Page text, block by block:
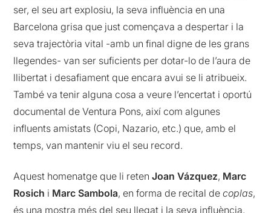
ser, el seu art explosiu, la seva influència en una
Barcelona grisa que just començava a despertar i la
seva trajectòria vital -amb un final digne de les grans
llegendes- van ser suficients per dotar-lo de l’aura de
llibertat i desafiament que encara avui se li atribueix.
També va tenir alguna cosa a veure l’encertat i oportú
documental de Ventura Pons, així com algunes
influents amistats (Copi, Nazario, etc.) que, amb el
temps, van mantenir viu el seu record.
Aquest homenatge que li retenJoan Vázquez, Marc
Rosich i Marc Sambola, en forma de recital decoplas,
és una mostra més del seu llegat i la seva influència.